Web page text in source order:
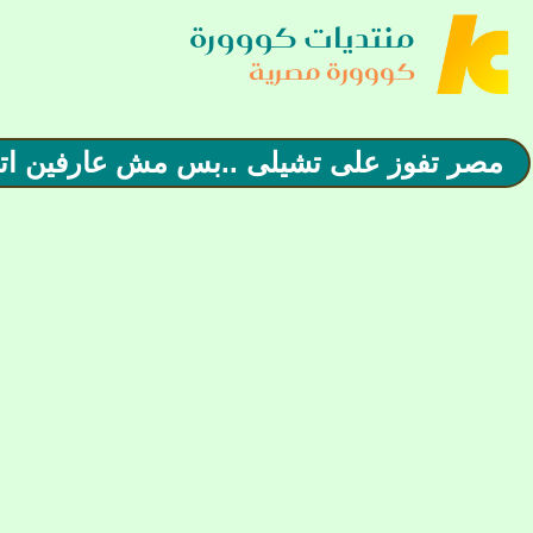
منتديات كووورة
كووورة مصرية
مصر تفوز على تشيلى ..بس مش عارفين